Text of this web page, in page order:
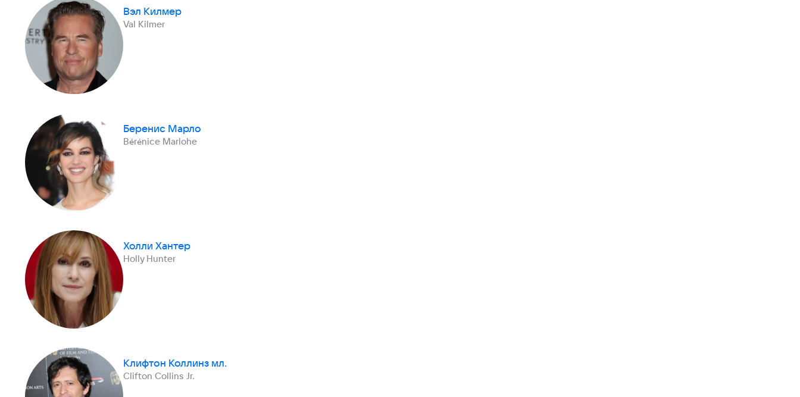
Вэл Килмер
Val Kilmer
Беренис Марло
Bérénice Marlohe
Холли Хантер
Holly Hunter
Клифтон Коллинз мл.
Clifton Collins Jr.